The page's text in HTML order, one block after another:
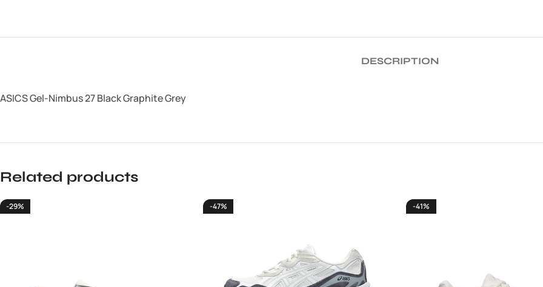
DESCRIPTION
ASICS Gel-Nimbus 27 Black Graphite Grey
Related products
-29% -47% -41%